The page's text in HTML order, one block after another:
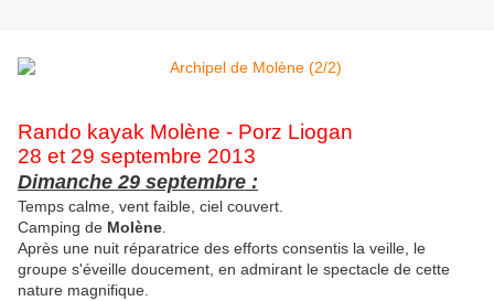
Rando kayak Molène - Porz Liogan
28 et 29 septembre 2013
Dimanche 29 septembre :
Temps calme, vent faible, ciel couvert.
Camping de Molène
Après une nuit réparatrice des efforts consentis la veille, le
groupe s'éveille doucement, en admirant le spectacle de cette
nature magnifique.